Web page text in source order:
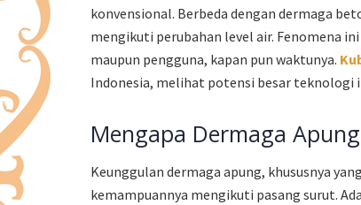
konvensional. Berbeda dengan dermaga
mengikuti perubahan level air. Fenomena
maupun pengguna, kapan pun waktunya.
Indonesia, melihat potensi besar teknologi
Mengapa Dermaga
Keunggulan dermaga apung, khususnya
kemampuannya mengikuti pasang surut.